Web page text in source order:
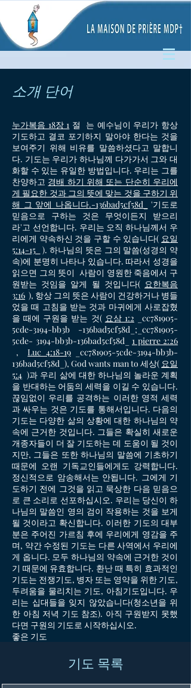
소개 단어
누가복음 18장 1 절 는 예수님이 우리가 항상
기도하고 결코 포기하지 말아야 한다는 것을
보여주기 위해 비유를 말씀하셨다고 말합니
다. 기도는 우리가 하나님께 다가가서 그와 대
화할 수 있는 유일한 방법입니다. 우리는 그를
찬양하고 경배 하기 위해 또는 단순히 우리에
게 필요한 것과 그의 뜻에 맞는 것을 구하기 위
해 그 앞에 나옵니다.-136bad5cf58d_
'기도로
믿음으로 구하는 것은 무엇이든지 받으리
라'고 선언합니다. 우리는 오직 하나님께서 우
리에게 약속하신 것을 구할 수 있습니다( 요일
5:14-15 ). 하나님의 뜻은 그의 말씀(성경의 약
속)에 분명히 나타나 있습니다. 따라서 성경을
읽으면 그의 뜻이 사람이 영원한 죽음에서 구
원받는 것임을 알게 될 것입니다( 요한복음
3:16 ), 항상 그의 뜻은 사람이 건강하거나 병들
었을 때 고침을 받는 것과 마귀에게 사로잡혔
을 때에 구원을 받는 것( 요삼 1:2 _cc781905-
5cde-3194-bb3b -136bad5cf58d_;_cc781905-
5cde- 3194-bb3b-136bad5cf58d_ 1 pierre 2:26
,Luc 4:18-19_cc781905-5cde-3194-bb3b-
136bad5cf58d_), God wants man to 세상( 요일
5:4 )과 우리 삶에 대한 하나님의 놀라운 계획
을 반대하는 어둠의 세력을 이길 수 있습니다.
끊임없이 우리를 공격하는 이러한 영적 세력
과 싸우는 것은 기도를 통해서입니다. 다음의
기도는 다양한 삶의 상황에 대한 하나님의 약
속에 근거한 것입니다. 그들은 확실히 새로운
개종자들이 더 잘 기도하는 데 도움이 될 것이
지만, 그들은 또한 하나님의 말씀에 기초하기
때문에 오랜 기독교인들에게도 강력합니다.
정신적으로 암송해서는 안됩니다. 그에게 기
도하기 전에 그것을 읽고 묵상한 다음 믿음으
로 큰 소리로 선포하십시오. 우리는 당신이 하
나님의 말씀인 영의 검이 작용하는 것을 보게
될 것이라고 확신합니다. 이러한 기도의 대부
분은 주어진 가르침 후에 우리에게 영감을 주
며, 약간 수정된 기도는 다른 사역에서 우리에
게 옵니다. 모두 하나님의 약속에 근거한 것이
기 때문에 유효합니다. 환난 때 특히 효과적인
기도는 전쟁기도, 병자 또는 영약을 위한 기도,
두려움을 물리치는 기도, 아침기도입니다. 우
리는 십대들을 잊지 않았습니다(청소년을 위
한 아침 저녁 기도 참조). 아직 구원받지 못했
다면 구원의 기도로 시작하십시오.
좋은 기도
기도 목록